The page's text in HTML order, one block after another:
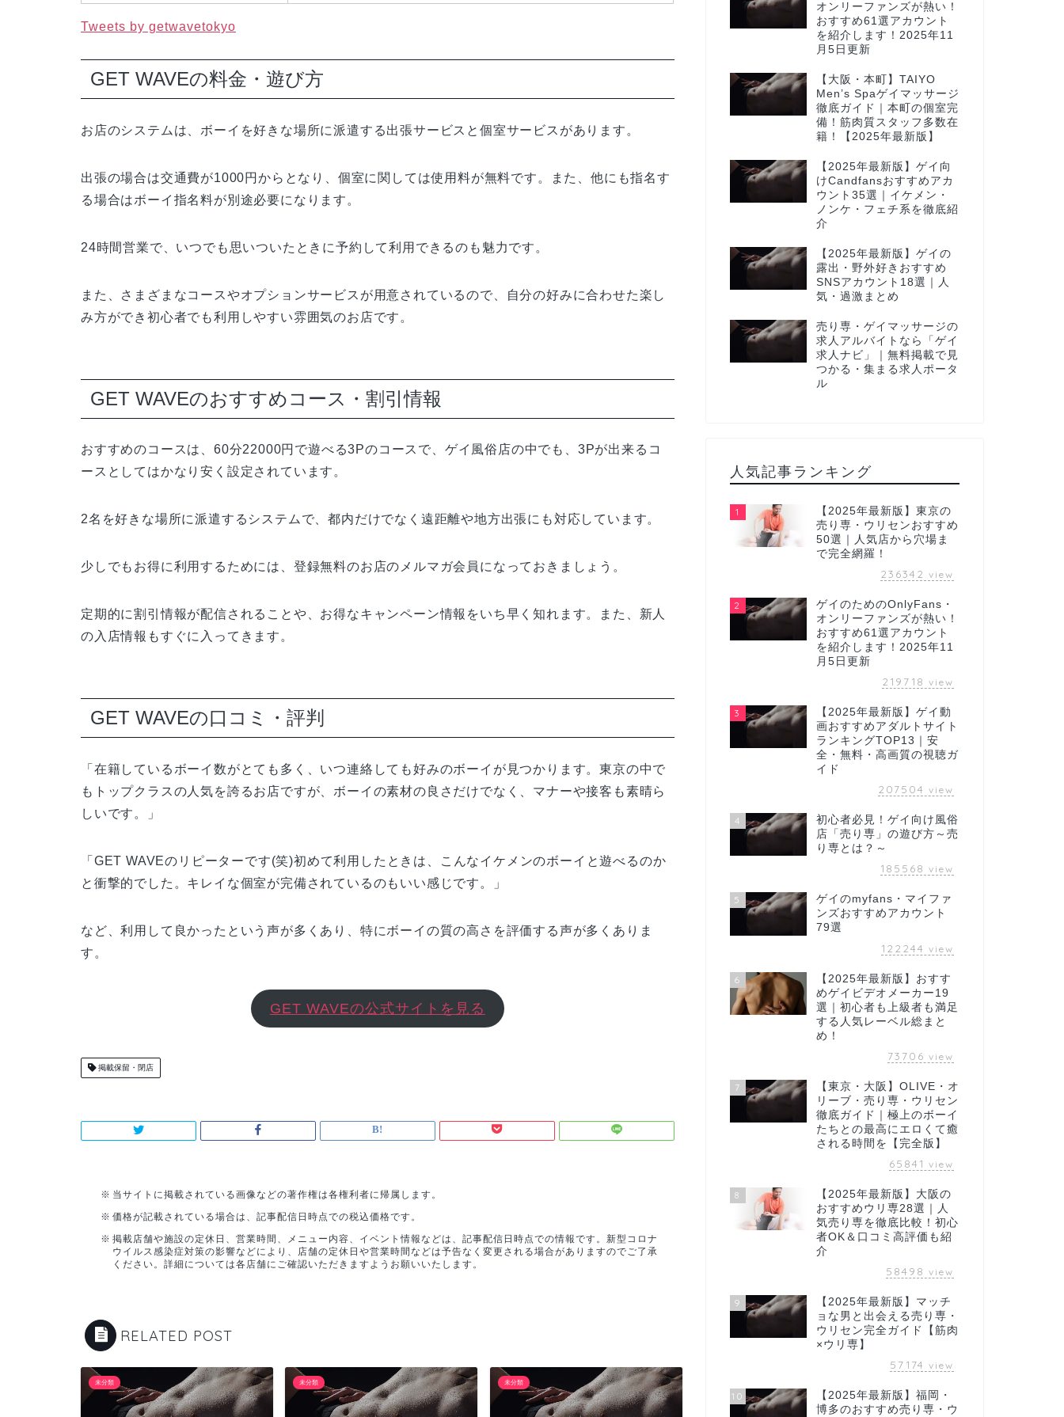
Tweets by getwavetokyo
GET WAVEの料金・遊び方
お店のシステムは、ボーイを好きな場所に派遣する出張サービスと個室サービスがあります。
出張の場合は交通費が1000円からとなり、個室に関しては使用料が無料です。また、他にも指名す
る場合はボーイ指名料が別途必要になります。
24時間営業で、いつでも思いついたときに予約して利用できるのも魅力です。
また、さまざまなコースやオプションサービスが用意されているので、自分の好みに合わせた楽し
み方ができ初心者でも利用しやすい雰囲気のお店です。
GET WAVEのおすすめコース・割引情報
おすすめのコースは、60分22000円で遊べる3Pのコースで、ゲイ風俗店の中でも、3Pが出来るコ
ースとしてはかなり安く設定されています。
2名を好きな場所に派遣するシステムで、都内だけでなく遠距離や地方出張にも対応しています。
少しでもお得に利用するためには、登録無料のお店のメルマガ会員になっておきましょう。
定期的に割引情報が配信されることや、お得なキャンペーン情報をいち早く知れます。また、新人
の入店情報もすぐに入ってきます。
GET WAVEの口コミ・評判
「在籍しているボーイ数がとても多く、いつ連絡しても好みのボーイが見つかります。東京の中で
もトップクラスの人気を誇るお店ですが、ボーイの素材の良さだけでなく、マナーや接客も素晴ら
しいです。」
「GET WAVEのリピーターです(笑)初めて利用したときは、こんなイケメンのボーイと遊べるのか
と衝撃的でした。キレイな個室が完備されているのもいい感じです。」
など、利用して良かったという声が多くあり、特にボーイの質の高さを評価する声が多くありま
す。
GET WAVEの公式サイトを見る
掲載保留・閉店
当サイトに掲載されている画像などの著作権は各権利者に帰属します。
価格が記載されている場合は、記事配信日時点での税込価格です。
掲載店舗や施設の定休日、営業時間、メニュー内容、イベント情報などは、記事配信日時点での情報です。新型コロナ
ウイルス感染症対策の影響などにより、店舗の定休日や営業時間などは予告なく変更される場合がありますのでご了承
ください。詳細については各店舗にご確認いただきますようお願いいたします。
RELATED POST
未分類 未分類 未分類
オンリーファンズが熱い！
おすすめ61選アカウント
を紹介します！2025年11
月5日更新
【大阪・本町】TAIYO
Men’s Spaゲイマッサージ
徹底ガイド｜本町の個室完
備！筋肉質スタッフ多数在
籍！【2025年最新版】
【2025年最新版】ゲイ向
けCandfansおすすめアカ
ウント35選｜イケメン・
ノンケ・フェチ系を徹底紹
介
【2025年最新版】ゲイの
露出・野外好きおすすめ
SNSアカウント18選｜人
気・過激まとめ
売り専・ゲイマッサージの
求人アルバイトなら「ゲイ
求人ナビ」｜無料掲載で見
つかる・集まる求人ポータ
ル
人気記事ランキング
1
【2025年最新版】東京の
売り専・ウリセンおすすめ
50選｜人気店から穴場ま
で完全網羅！
236342 view
2
ゲイのためのOnlyFans・
オンリーファンズが熱い！
おすすめ61選アカウント
を紹介します！2025年11
月5日更新
219718 view
3
【2025年最新版】ゲイ動
画おすすめアダルトサイト
ランキングTOP13｜安
全・無料・高画質の視聴ガ
イド
207504 view
4
初心者必見！ゲイ向け風俗
店「売り専」の遊び方～売
り専とは？～
185568 view
5
ゲイのmyfans・マイファ
ンズおすすめアカウント
79選
122244 view
6
【2025年最新版】おすす
めゲイビデオメーカー19
選｜初心者も上級者も満足
する人気レーベル総まと
め！
73706 view
7
【東京・大阪】OLIVE・オ
リーブ・売り専・ウリセン
徹底ガイド｜極上のボーイ
たちとの最高にエロくて癒
される時間を【完全版】
65841 view
8
【2025年最新版】大阪の
おすすめウリ専28選｜人
気売り専を徹底比較！初心
者OK＆口コミ高評価も紹
介
58498 view
9
【2025年最新版】マッチ
ョな男と出会える売り専・
ウリセン完全ガイド【筋肉
×ウリ専】
57174 view
10
【2025年最新版】福岡・
博多のおすすめ売り専・ウ